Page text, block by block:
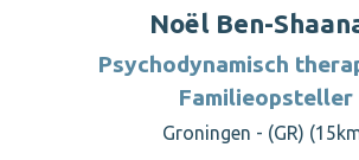
Noël Ben-
Psychodynamisch
Familieopsteller
Groningen - (GR)